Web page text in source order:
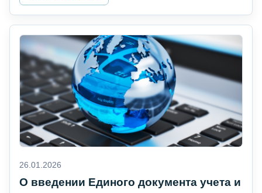
26.01.2026
О введении Единого документа учета и